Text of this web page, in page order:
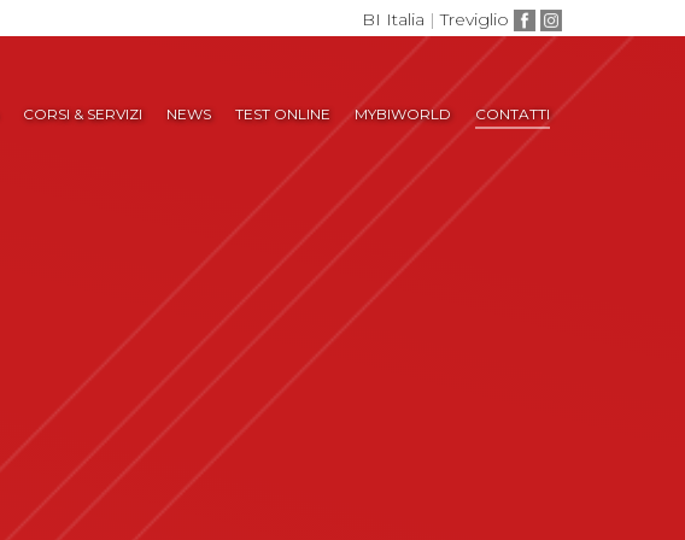
BI Italia |Treviglio
CORSI & SERVIZI NEWS TEST ONLINE MYBIWORLD CONTATTI